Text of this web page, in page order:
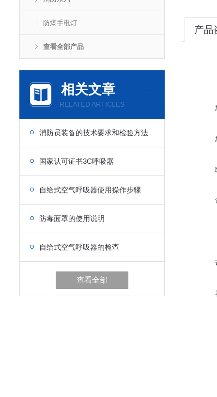
防爆手电灯
查看全部产品
相关文章
RELATED ARTICLES
消防员装备的技术要求和检验方法
国家认可证书3C呼吸器
自给式空气呼吸器使用操作步骤
防毒面罩的使用说明
自给式空气呼吸器的检查
查看全部
产品